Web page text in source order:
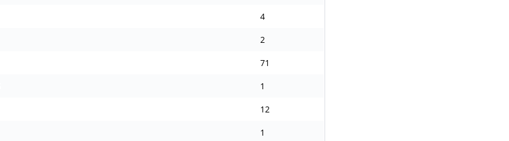
4
2
71
1
12
1